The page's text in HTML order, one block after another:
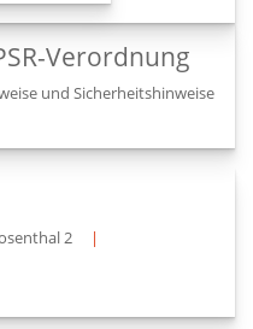
Verordnung
und Sicherheitshinweise
2
|